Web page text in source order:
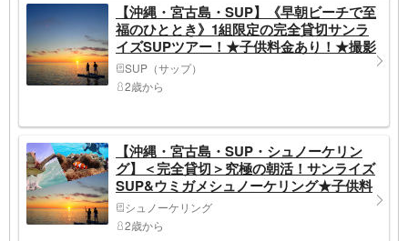
【沖縄・宮古島・SUP】《早朝ビーチで至
福のひととき》1組限定の完全貸切サンラ
イズSUPツアー！★子供料金あり！★撮影
データプレゼント★初心者大歓迎
SUP（サップ）
2歳から
【沖縄・宮古島・SUP・シュノーケリン
グ】＜完全貸切＞究極の朝活！サンライズ
SUP&ウミガメシュノーケリング★子供料
金あり！★撮影データ無料！★1日1組限
定！
シュノーケリング
2歳から